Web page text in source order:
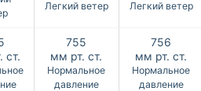
Легкий ветер Легкий ветер
ст.
755
мм рт. ст.
Нормальное
давление
756
мм рт. ст.
Нормальное
давление